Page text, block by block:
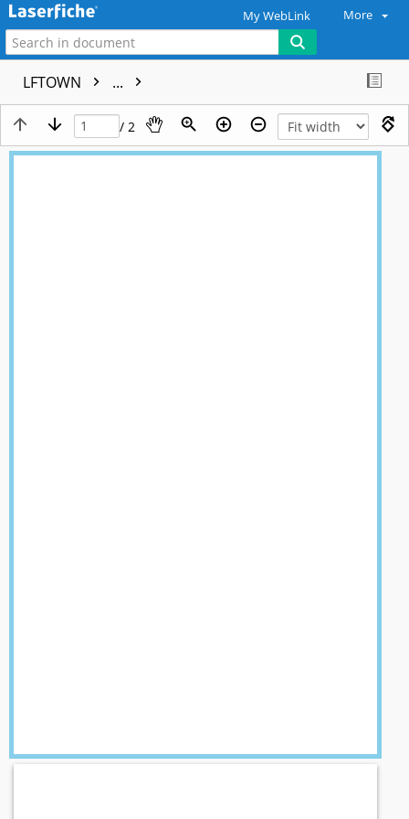
My WebLink More
LFTOWN ...
/ 2